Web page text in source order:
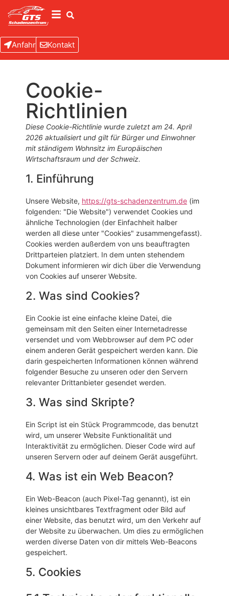
Anfahrt Kontakt
Cookie-
Richtlinien
Diese Cookie-Richtlinie wurde zuletzt am 24. April
2026 aktualisiert und gilt für Bürger und Einwohner
mit ständigem Wohnsitz im Europäischen
Wirtschaftsraum und der Schweiz.
1. Einführung
Unsere Website, https://gts-schadenzentrum.de (im
folgenden: "Die Website") verwendet Cookies und
ähnliche Technologien (der Einfachheit halber
werden all diese unter "Cookies" zusammengefasst).
Cookies werden außerdem von uns beauftragten
Drittparteien platziert. In dem unten stehendem
Dokument informieren wir dich über die Verwendung
von Cookies auf unserer Website.
2. Was sind Cookies?
Ein Cookie ist eine einfache kleine Datei, die
gemeinsam mit den Seiten einer Internetadresse
versendet und vom Webbrowser auf dem PC oder
einem anderen Gerät gespeichert werden kann. Die
darin gespeicherten Informationen können während
folgender Besuche zu unseren oder den Servern
relevanter Drittanbieter gesendet werden.
3. Was sind Skripte?
Ein Script ist ein Stück Programmcode, das benutzt
wird, um unserer Website Funktionalität und
Interaktivität zu ermöglichen. Dieser Code wird auf
unseren Servern oder auf deinem Gerät ausgeführt.
4. Was ist ein Web Beacon?
Ein Web-Beacon (auch Pixel-Tag genannt), ist ein
kleines unsichtbares Textfragment oder Bild auf
einer Website, das benutzt wird, um den Verkehr auf
der Website zu überwachen. Um dies zu ermöglichen
werden diverse Daten von dir mittels Web-Beacons
gespeichert.
5. Cookies